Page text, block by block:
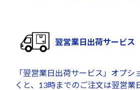
翌営業日出荷サービス
「翌営業日出荷サービス」オプシ
くと、13時までのご注文は翌営業